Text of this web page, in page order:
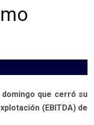
que cerró su
(EBITDA) de